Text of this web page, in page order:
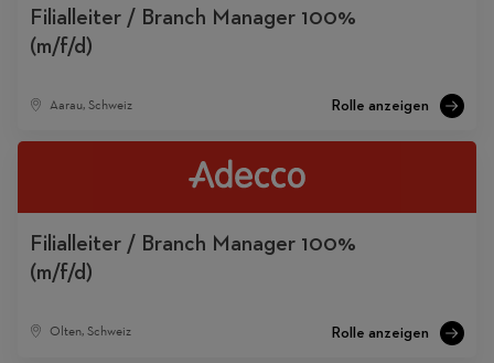
Filialleiter / Branch Manager 100%
(m/f/d)
Aarau, Schweiz
Filialleiter / Branch Manager 100%
(m/f/d)
Olten, Schweiz